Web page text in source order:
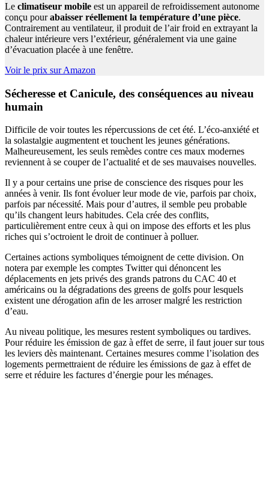
Le climatiseur mobile est un appareil de refroidissement autonome
conçu pourabaisser réellement la température d’une pièce.
Contrairement au ventilateur, il produit de l’air froid en extrayant la
chaleur intérieure vers l’extérieur, généralement via une gaine
d’évacuation placée à une fenêtre.
Voir le prix sur Amazon
Sécheresse et Canicule, des conséquences au niveau
humain
Difficile de voir toutes les répercussions de cet été. L’éco-anxiété et
la solastalgie augmentent et touchent les jeunes générations.
Malheureusement, les seuls remèdes contre ces maux modernes
reviennent à se couper de l’actualité et de ses mauvaises nouvelles.
Il y a pour certains une prise de conscience des risques pour les
années à venir. Ils font évoluer leur mode de vie, parfois par choix,
parfois par nécessité. Mais pour d’autres, il semble peu probable
qu’ils changent leurs habitudes. Cela crée des conflits,
particulièrement entre ceux à qui on impose des efforts et les plus
riches qui s’octroient le droit de continuer à polluer.
Certaines actions symboliques témoignent de cette division. On
notera par exemple les comptes Twitter qui dénoncent les
déplacements en jets privés des grands patrons du CAC 40 et
américains ou la dégradations des greens de golfs pour lesquels
existent une dérogation afin de les arroser malgré les restriction
d’eau.
Au niveau politique, les mesures restent symboliques ou tardives.
Pour réduire les émission de gaz à effet de serre, il faut jouer sur tous
les leviers dès maintenant. Certaines mesures comme l’isolation des
logements permettraient de réduire les émissions de gaz à effet de
serre et réduire les factures d’énergie pour les ménages.